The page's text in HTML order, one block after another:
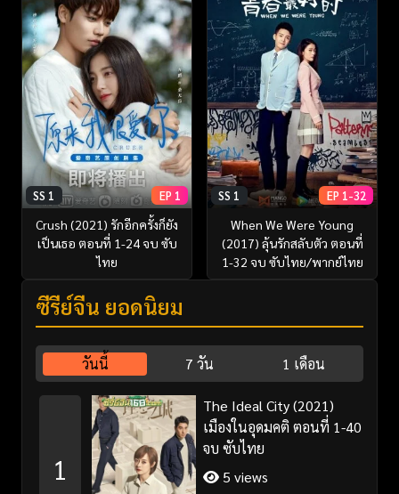
SS 1 EP 1
Crush (2021) รักอีกครั้งก็ยัง
เป็นเธอ ตอนที่ 1-24 จบ ซับ
ไทย
SS 1 EP 1-32
When We Were Young
(2017) ลุ้นรักสลับตัว ตอนที่
1-32 จบ ซับไทย/พากย์ไทย
ซีรี่ย์จีน ยอดนิยม
วันนี้ 7 วัน 1 เดือน
1
The Ideal City (2021)
เมืองในอุดมคติ ตอนที่ 1-40
จบ ซับไทย
5 views